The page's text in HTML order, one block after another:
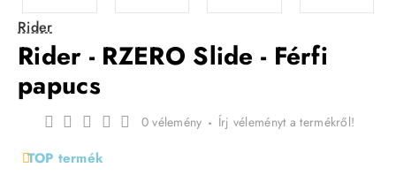
Rider
Rider - RZERO Slide - Férfi
papucs
TOP termék
0 vélemény - Írj véleményt a termékről!